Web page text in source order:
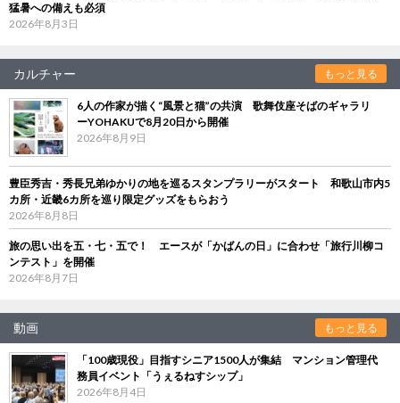
猛暑への備えも必須
2026年8月3日
カルチャー もっと見る
6人の作家が描く“風景と猫”の共演 歌舞伎座そばのギャラリ
ーYOHAKUで8月20日から開催
2026年8月9日
豊臣秀吉・秀長兄弟ゆかりの地を巡るスタンプラリーがスタート 和歌山市内5
カ所・近畿6カ所を巡り限定グッズをもらおう
2026年8月8日
旅の思い出を五・七・五で！ エースが「かばんの日」に合わせ「旅行川柳コ
ンテスト」を開催
2026年8月7日
動画 もっと見る
「100歳現役」目指すシニア1500人が集結 マンション管理代
務員イベント「うぇるねすシップ」
2026年8月4日